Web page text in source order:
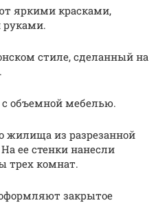
яркими красками,
стиле, сделанный на
объемной мебелью.
жилища из разрезанной
ее стенки нанесли
трех комнат.
закрытое